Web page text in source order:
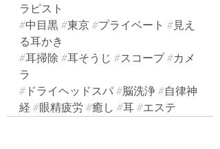
ラピスト
#中目黒 #東京 #プライベート #見え
る耳かき
#耳掃除 #耳そうじ #スコープ #カメ
ラ
#ドライヘッドスパ #脳洗浄 #自律神
経 #眼精疲労 #癒し #耳 #エステ